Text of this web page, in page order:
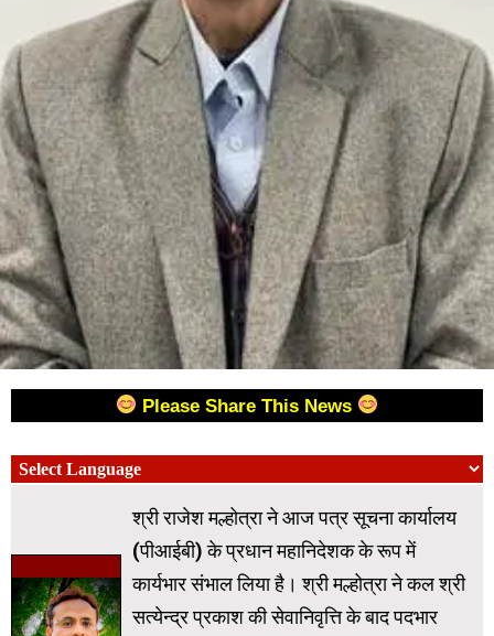
Please Share This News
श्री राजेश मल्होत्रा ने आज पत्र सूचना कार्यालय
(पीआईबी) के प्रधान महानिदेशक के रूप में
कार्यभार संभाल लिया है। श्री मल्होत्रा ने कल श्री
सत्येन्द्र प्रकाश की सेवानिवृत्ति के बाद पदभार